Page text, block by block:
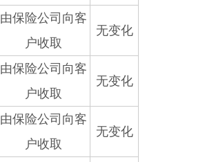
由保险公司向客
户收取
无变化
由保险公司向客
户收取
无变化
由保险公司向客
户收取
无变化